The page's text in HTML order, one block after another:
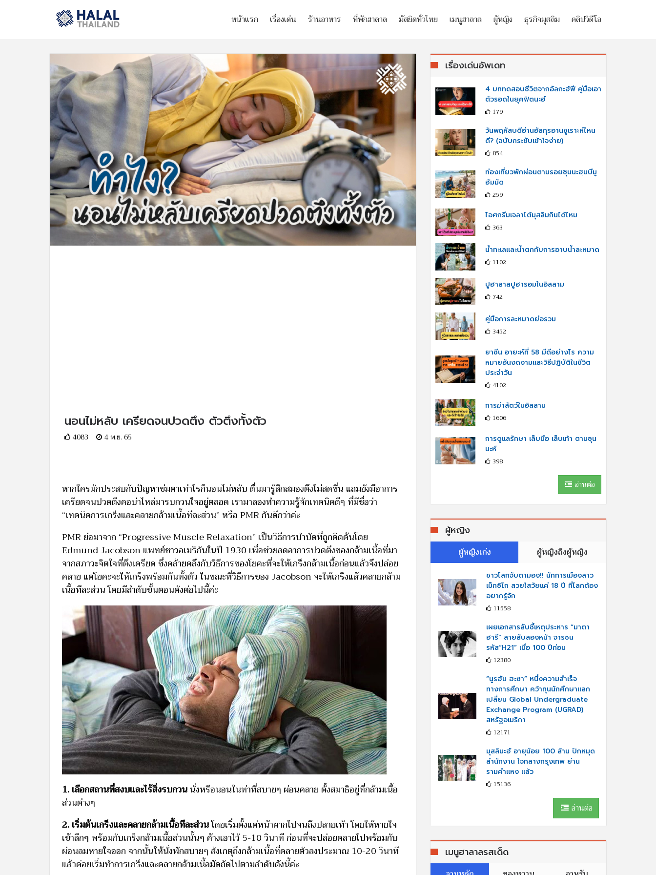
หน้าแรก เรื่องเด่น ร้านอาหาร ที่พักฮาลาล มัสยิดทั่วไทย เมนูฮาลาล ผู้หญิง ธุรกิจมุสลิม คลิปวิดีโอ
นอนไม่หลับ เครียดจนปวดตึง ตัวตึงทั้งตัว
4083 4 พ.ย. 65
หากใครมักประสบกับปัญหาข่มตาเท่าไรก็นอนไม่หลับ ตื่นมารู้สึกสมองตึงไม่สดชื่น แถมยังมีอาการ
เครียดจนปวดตึงคอบ่าไหล่มารบกวนใจอยู่ตลอด เรามาลองทำความรู้จักเทคนิคดีๆ ที่มีชื่อว่า
“เทคนิคการเกร็งและคลายกล้ามเนื้อทีละส่วน” หรือ PMR กันดีกว่าค่ะ
PMR ย่อมาจาก “Progressive Muscle Relaxation” เป็นวิธีการบำบัดที่ถูกคิดค้นโดย
Edmund Jacobson แพทย์ชาวอเมริกันในปี 1930 เพื่อช่วยลดอาการปวดตึงของกล้ามเนื้อที่มา
จากสภาวะจิตใจที่ตึงเครียด ซึ่งคล้ายคลึงกับวิธีการของโยคะที่จะให้เกร็งกล้ามเนื้อก่อนแล้วจึงปล่อย
คลาย แต่โยคะจะให้เกร็งพร้อมกันทั้งตัว ในขณะที่วิธีการของ Jacobson จะให้เกร็งแล้วคลายกล้าม
เนื้อทีละส่วน โดยมีลำดับขั้นตอนดังต่อไปนี้ค่ะ
1️. เลือกสถานที่สงบและไร้สิ่งรบกวนนั่งหรือนอนในท่าที่สบายๆ ผ่อนคลาย ตั้งสมาธิอยู่ที่กล้ามเนื้อ
ส่วนต่างๆ
2️. เริ่มต้นเกร็งและคลายกล้ามเนื้อทีละส่วนโดยเริ่มตั้งแต่หน้าผากไปจนถึงปลายเท้า โดยให้หายใจ
เข้าลึกๆ พร้อมกับเกร็งกล้ามเนื้อส่วนนั้นๆ ค้างเอาไว้ 5-10 วินาที ก่อนที่จะปล่อยคลายไปพร้อมกับ
ผ่อนลมหายใจออก จากนั้นให้นั่งพักสบายๆ สังเกตุถึงกล้ามเนื้อที่คลายตัวลงประมาณ 10-20 วินาที
แล้วค่อยเริ่มทำการเกร็งและคลายกล้ามเนื้อมัดถัดไปตามลำดับดังนี้ค่ะ
เรื่องเด่นอัพเดท
4 บททดสอบชีวิตจากอัลกะฮ์ฟี คู่มือเอา
ตัวรอดในยุคฟิตนะฮ์
179
วันพฤหัสบดีอ่านอัลกุรอานซูเราะห์ไหน
ดี? (ฉบับกระชับเข้าใจง่าย)
854
ท่องเที่ยวพักผ่อนตามรอยซุนนะฮฺนบีมู
ฮัมมัด
259
ไอศกรีมเจลาโต้มุสลิมกินได้ไหม
363
น้ำทะเลและน้ำตกกับการอาบน้ำละหมาด
1102
ปูฮาลาลปูฮารอมในอิสลาม
742
คู่มือการละหมาดย่อรวม
3452
ยาซีน อายะห์ที่ 58 มีดีอย่างไร ความ
หมายอันงดงามและวิธีปฏิบัติในชีวิต
ประจำวัน
4102
การฆ่าสัตว์ในอิสลาม
1606
การดูแลรักษา เล็บมือ เล็บเท้า ตามซุน
นะห์
398
อ่านต่อ
ผู้หญิง
ผู้หญิงเก่ง
ผู้หญิงถึงผู้หญิง
ชาวโลกจับตามอง!! นักการเมืองสาว
เม็กซิโก สวยใสวัยแค่ 18 ปี ที่โลกต้อง
อยากรู้จัก
11558
เผยเอกสารลับชี้เหตุประหาร “มาตา
ฮารี” สายลับสองหน้า จารชน
รหัส“H21” เมื่อ 100 ปีก่อน
12380
“นูรฮัม ฮะซา” หนึ่งความสำเร็จ
ทางการศึกษา คว้าทุนนักศึกษาแลก
เปลี่ยน Global Undergraduate
Exchange Program (UGRAD)
สหรัฐอเมริกา
12171
มุสลิมะฮ์ อายุน้อย 100 ล้าน ปักหมุด
สำนักงาน ใจกลางกรุงเทพ ย่าน
รามคำแหง แล้ว
15136
อ่านต่อ
เมนูฮาลาลรสเด็ด